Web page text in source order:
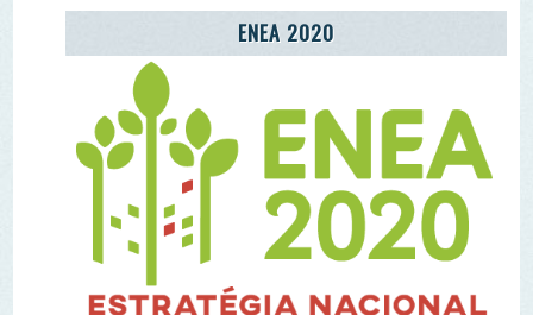
CENTRO COMUNITÁRIO DE EDUCAÇÃO
AMBIENTAL DA ALDEIA DE MÓS